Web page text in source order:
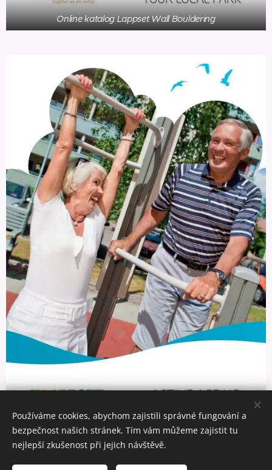
Online katalog Lappset Wall Bouldering
Online katalog Lappset Senior
© 2025 ONYX wood, U Stadionu 270, 383 01 Prachatice
Používáme cookies, abychom zajistili správné fungování a
bezpečnost našich stránek. Tím vám můžeme zajistit tu
nejlepší zkušenost při jejich návštěvě.